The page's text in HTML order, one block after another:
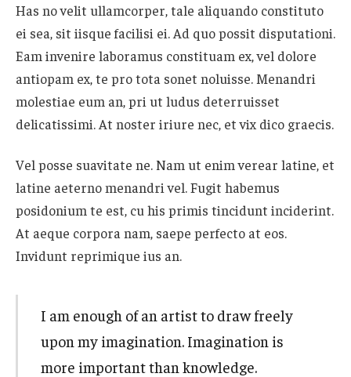
Has no velit ullamcorper, tale aliquando constituto
ei sea, sit iisque facilisi ei. Ad quo possit disputationi.
Eam invenire laboramus constituam ex, vel dolore
antiopam ex, te pro tota sonet noluisse. Menandri
molestiae eum an, pri ut ludus deterruisset
delicatissimi. At noster iriure nec, et vix dico graecis.
Vel posse suavitate ne. Nam ut enim verear latine, et
latine aeterno menandri vel. Fugit habemus
posidonium te est, cu his primis tincidunt inciderint.
At aeque corpora nam, saepe perfecto at eos.
Invidunt reprimique ius an.
I am enough of an artist to draw freely
upon my imagination. Imagination is
more important than knowledge.